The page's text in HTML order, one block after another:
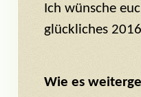
Ich wünsche
glückliches
Wie es